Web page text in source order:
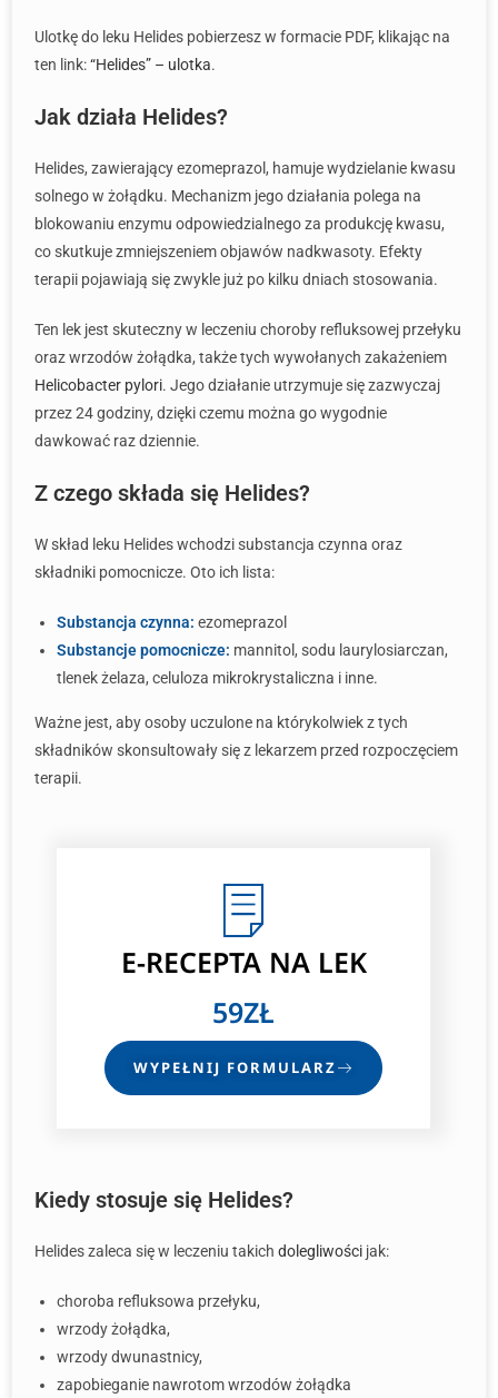
Ulotkę do leku Helides pobierzesz w formacie PDF, klikając na
ten link:“Helides” – ulotka.
Jak działa Helides?
Helides, zawierający ezomeprazol, hamuje wydzielanie kwasu
solnego w żołądku. Mechanizm jego działania polega na
blokowaniu enzymu odpowiedzialnego za produkcję kwasu,
co skutkuje zmniejszeniem objawów nadkwasoty. Efekty
terapii pojawiają się zwykle już po kilku dniach stosowania.
Ten lek jest skuteczny w leczeniu choroby refluksowej przełyku
oraz wrzodów żołądka, także tych wywołanych zakażeniem
Helicobacter pylori. Jego działanie utrzymuje się zazwyczaj
przez 24 godziny, dzięki czemu można go wygodnie
dawkować raz dziennie.
Z czego składa się Helides?
W skład leku Helides wchodzi substancja czynna oraz
składniki pomocnicze. Oto ich lista:
Substancja czynna: ezomeprazol
Substancje pomocnicze: mannitol, sodu laurylosiarczan,
tlenek żelaza, celuloza mikrokrystaliczna i inne.
Ważne jest, aby osoby uczulone na którykolwiek z tych
składników skonsultowały się z lekarzem przed rozpoczęciem
terapii.
E-RECEPTANA LEK
59ZŁ
WYPEŁNIJ FORMULARZ
Kiedy stosuje się Helides?
Helides zaleca się w leczeniu takich dolegliwości jak:
choroba refluksowa przełyku,
wrzody żołądka,
wrzody dwunastnicy,
zapobieganie nawrotom wrzodów żołądka